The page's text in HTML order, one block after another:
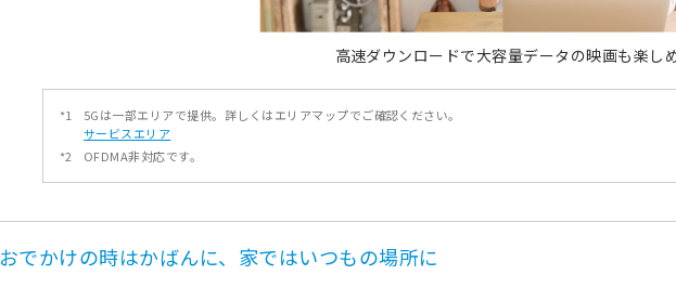
高速ダウンロードで大容量データの映画も楽し
*1
5Gは一部エリアで提供。詳しくはエリアマップでご確認ください。
サービスエリア
*2
OFDMA非対応です。
おでかけの時はかばんに、家ではいつもの場所に